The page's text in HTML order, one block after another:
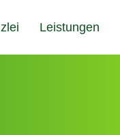
Leistungen